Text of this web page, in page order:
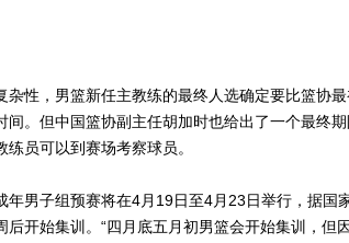
性，男篮新任主教练的最终人选确定要比篮协最
间。但中国篮协副主任胡加时也给出了一个最终
员可以到赛场考察球员。
男子组预赛将在4月19日至4月23日举行，据国
后开始集训。“四月底五月初男篮会开始集训，但